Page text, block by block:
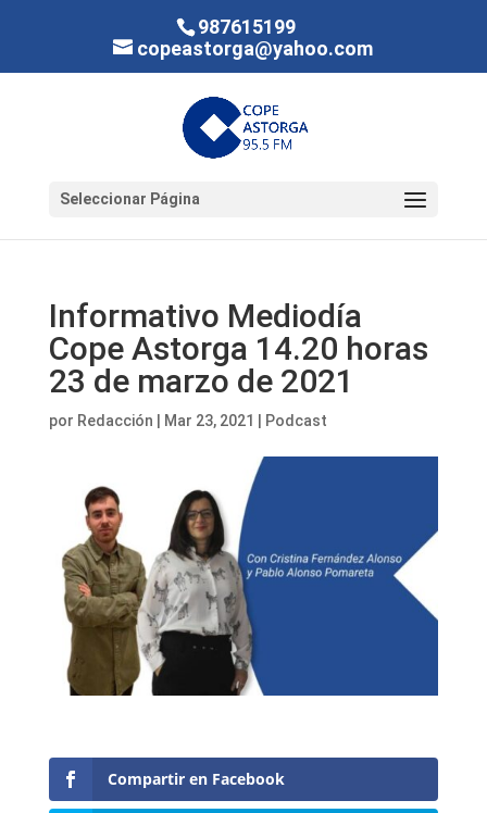
987615199
copeastorga@yahoo.com
Seleccionar Página
Informativo Mediodía
Cope Astorga 14.20 horas
23 de marzo de 2021
por Redacción Mar 23, 2021 Podcast
Compartir en Facebook